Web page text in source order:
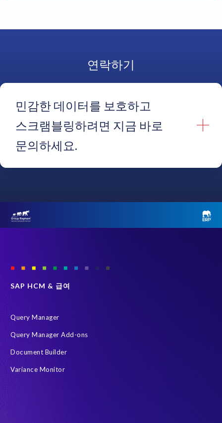
연락하기
민감한 데이터를 보호하고
스크램블링하려면 지금 바로
문의하세요.
성*
회사 이름*
국가*
SAP HCM & 급여
Query Manager
Query Manager Add-ons
Document Builder
Variance Monitor